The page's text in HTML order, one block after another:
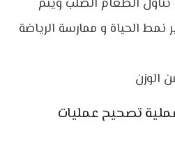
الطعام الصلب ويتم
نمط الحياة و ممارسة الرياضة
تصحيح عمليات